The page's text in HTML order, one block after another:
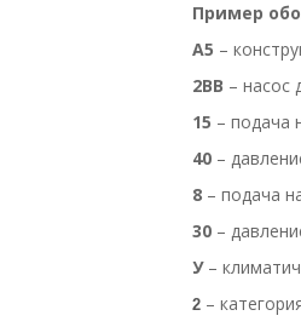
Пример
А5 –
2ВВ – насос
15 – подача
40 –
8 – подача
30 –
У–
2 –